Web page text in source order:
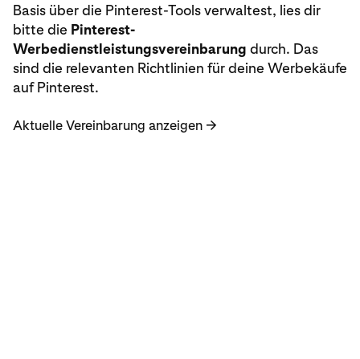
Basis über die Pinterest-Tools verwaltest, lies dir
bitte die Pinterest-
Werbedienstleistungsvereinbarung durch. Das
sind die relevanten Richtlinien für deine Werbekäufe
auf Pinterest.
Aktuelle Vereinbarung anzeigen →